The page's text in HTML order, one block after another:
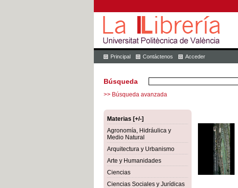
Principal Contáctenos Acceder
Búsqueda
>> Búsqueda avanzada
Materias [+/-]
Agronomía, Hidráulica y
Medio Natural
Arquitectura y Urbanismo
Arte y Humanidades
Ciencias
Ciencias Sociales y Jurídicas